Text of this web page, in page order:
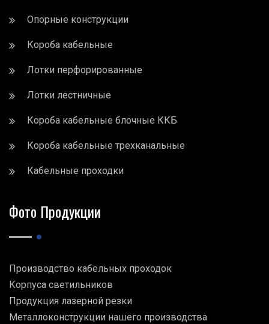
Опорные конструкции
Короба кабельные
Лотки перфорированные
Лотки лестничные
Короба кабельные блочные ККБ
Короба кабельные трехканальные
Кабельные проходки
Фото Продукции
Производство кабельных проходок
Корпуса светильников
Продукция лазерной резки
Металлоконструкции нашего производства